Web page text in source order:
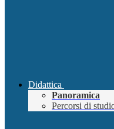
Didattica
Panoramica
Percorsi di